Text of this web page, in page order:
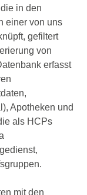
in den
einer von uns
gefiltert
von
erfasst
Apotheken und
als HCPs
mit den